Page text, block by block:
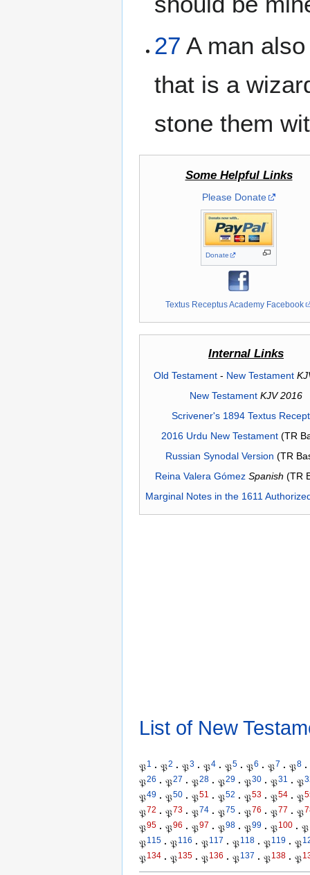
27 A man
that is a
stone them
Some Helpful Links
Please Donate
Donate
Textus Receptus Academy Facebook
Internal Links
Old Testament- New Testament
New Testament KJV 2016
Scrivener's 1894 Textus
2016 Urdu New Testament(TR
Russian Synodal Version (TR
Reina Valera Gómez Spanish (TR
Marginal Notes in the 1611
List of New
𝔓1 · 𝔓2 · 𝔓3 · 𝔓4 · 𝔓5 · 𝔓6 · 𝔓7 · 𝔓8 ·
𝔓26 · 𝔓27 · 𝔓28 · 𝔓29 · 𝔓30 · 𝔓31 · 𝔓
𝔓49 · 𝔓50 · 𝔓51 · 𝔓52 · 𝔓53 · 𝔓54 · 𝔓
𝔓72 · 𝔓73 · 𝔓74 · 𝔓75 · 𝔓76 · 𝔓77 · 𝔓
𝔓95 · 𝔓96 · 𝔓97 · 𝔓98 · 𝔓99 · 𝔓100 · 𝔓
𝔓115 · 𝔓116 · 𝔓117 · 𝔓118 · 𝔓119 · 𝔓
𝔓134 · 𝔓135 · 𝔓136 · 𝔓137 · 𝔓138 · 𝔓